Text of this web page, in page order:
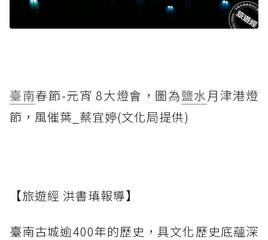
臺南春節-元宵 8大燈會，圖為鹽水月津港燈
節，風催葉_蔡宜婷(文化局提供)
【旅遊經 洪書瑱報導】
臺南古城逾400年的歷史，具文化歷史底蘊深